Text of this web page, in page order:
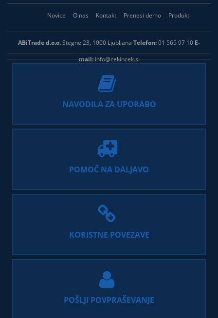
Novice O nas Kontakt Prenesi demo Produkti
ABiTrade d.o.o.Stegne 23, 1000 Ljubljana Telefon:01 565 97 10 E-
mail:info@cekincek.si
NAVODILA ZA UPORABO
POMOČ NA DALJAVO
KORISTNE POVEZAVE
POŠLJI POVPRAŠEVANJE